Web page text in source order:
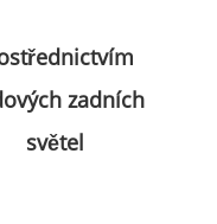
zadních
světel